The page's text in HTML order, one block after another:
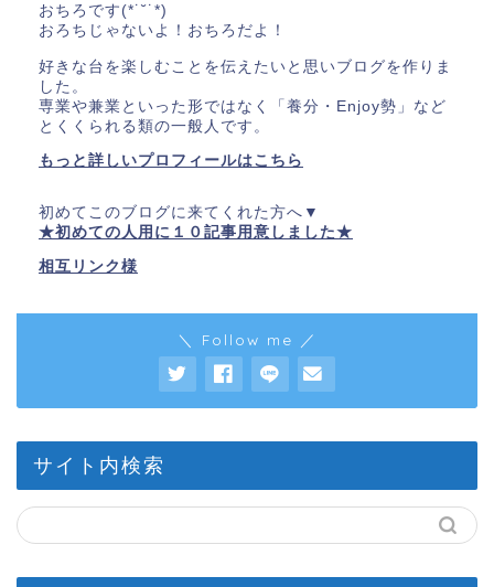
おちろです(*˙˘˙*)
おろちじゃないよ！おちろだよ！
好きな台を楽しむことを伝えたいと思いブログを作りま
した。
専業や兼業といった形ではなく「養分・Enjoy勢」など
とくくられる類の一般人です。
もっと詳しいプロフィールはこちら
初めてこのブログに来てくれた方へ▼
★初めての人用に１０記事用意しました★
相互リンク様
＼ Follow me ／
サイト内検索